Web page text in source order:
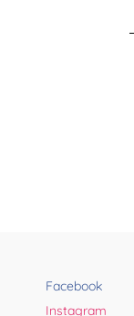
Facebook
Instagram